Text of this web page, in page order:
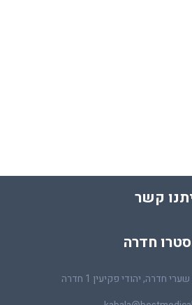
קשר
חדרה
חדרה, יהודי פקיעין 1 חדרה